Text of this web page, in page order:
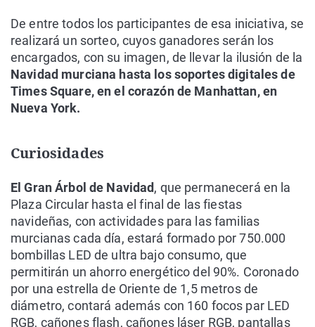
De entre todos los participantes de esa iniciativa, se
realizará un sorteo, cuyos ganadores serán los
encargados, con su imagen, de llevar la ilusión de la
Navidad murciana hasta los soportes digitales de
Times Square, en el corazón de Manhattan, en
Nueva York.
Curiosidades
El Gran Árbol de Navidad, que permanecerá en la
Plaza Circular hasta el final de las fiestas
navideñas, con actividades para las familias
murcianas cada día, estará formado por 750.000
bombillas LED de ultra bajo consumo, que
permitirán un ahorro energético del 90%. Coronado
por una estrella de Oriente de 1,5 metros de
diámetro, contará además con 160 focos par LED
RGB, cañones flash, cañones láser RGB, pantallas